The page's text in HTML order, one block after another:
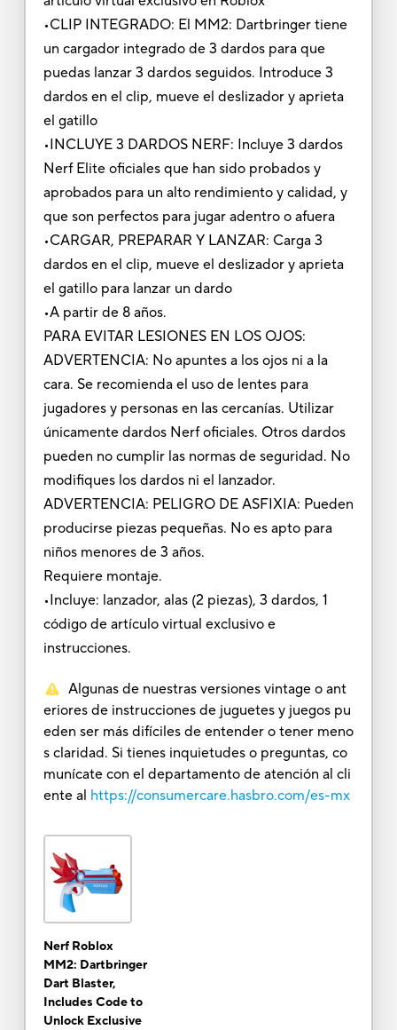
•CLIP INTEGRADO: El MM2: Dartbringer tiene
un cargador integrado de 3 dardos para que
puedas lanzar 3 dardos seguidos. Introduce 3
dardos en el clip, mueve el deslizador y aprieta
el gatillo
•INCLUYE 3 DARDOS NERF: Incluye 3 dardos
Nerf Elite oficiales que han sido probados y
aprobados para un alto rendimiento y calidad, y
que son perfectos para jugar adentro o afuera
•CARGAR, PREPARAR Y LANZAR: Carga 3
dardos en el clip, mueve el deslizador y aprieta
el gatillo para lanzar un dardo
•A partir de 8 años.
PARA EVITAR LESIONES EN LOS OJOS:
ADVERTENCIA: No apuntes a los ojos ni a la
cara. Se recomienda el uso de lentes para
jugadores y personas en las cercanías. Utilizar
únicamente dardos Nerf oficiales. Otros dardos
pueden no cumplir las normas de seguridad. No
modifiques los dardos ni el lanzador.
ADVERTENCIA: PELIGRO DE ASFIXIA: Pueden
producirse piezas pequeñas. No es apto para
niños menores de 3 años.
Requiere montaje.
•Incluye: lanzador, alas (2 piezas), 3 dardos, 1
código de artículo virtual exclusivo e
instrucciones.
Algunas de nuestras versiones vintage o ant
eriores de instrucciones de juguetes y juegos pu
eden ser más difíciles de entender o tener meno
s claridad. Si tienes inquietudes o preguntas, co
munícate con el departamento de atención al cli
ente al https://consumercare.hasbro.com/es-mx
Nerf Roblox
MM2: Dartbringer
Dart Blaster,
Includes Code to
Unlock Exclusive